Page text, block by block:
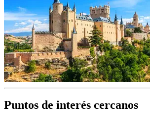
Puntos de interés cercanos